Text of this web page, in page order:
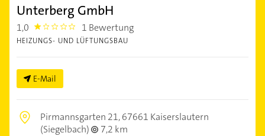
Unterberg GmbH
1,0 1.0 1 Bewertung
HEIZUNGS- UND LÜFTUNGSBAU
E-Mail
Pirmannsgarten 21,67661 Kaiserslautern
(Siegelbach)
7,2 km